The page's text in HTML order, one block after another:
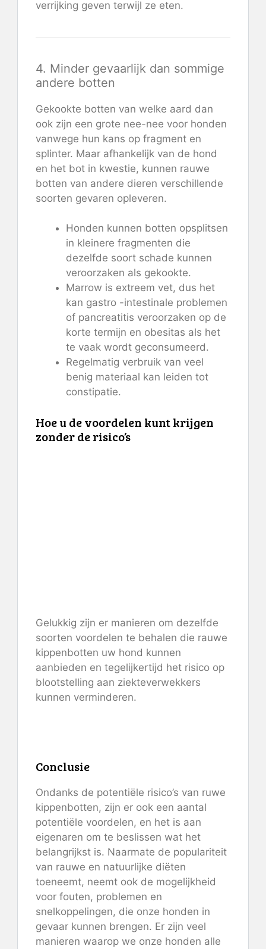
verrijking geven terwijl ze eten.
4. Minder gevaarlijk dan sommige
andere botten
Gekookte botten van welke aard dan
ook zijn een grote nee-nee voor honden
vanwege hun kans op fragment en
splinter. Maar afhankelijk van de hond
en het bot in kwestie, kunnen rauwe
botten van andere dieren verschillende
soorten gevaren opleveren.
Honden kunnen botten opsplitsen
in kleinere fragmenten die
dezelfde soort schade kunnen
veroorzaken als gekookte.
Marrow is extreem vet, dus het
kan gastro -intestinale problemen
of pancreatitis veroorzaken op de
korte termijn en obesitas als het
te vaak wordt geconsumeerd.
Regelmatig verbruik van veel
benig materiaal kan leiden tot
constipatie.
Hoe u de voordelen kunt krijgen
zonder de risico’s
Gelukkig zijn er manieren om dezelfde
soorten voordelen te behalen die rauwe
kippenbotten uw hond kunnen
aanbieden en tegelijkertijd het risico op
blootstelling aan ziekteverwekkers
kunnen verminderen.
Conclusie
Ondanks de potentiële risico’s van ruwe
kippenbotten, zijn er ook een aantal
potentiële voordelen, en het is aan
eigenaren om te beslissen wat het
belangrijkst is. Naarmate de populariteit
van rauwe en natuurlijke diëten
toeneemt, neemt ook de mogelijkheid
voor fouten, problemen en
snelkoppelingen, die onze honden in
gevaar kunnen brengen. Er zijn veel
manieren waarop we onze honden alle